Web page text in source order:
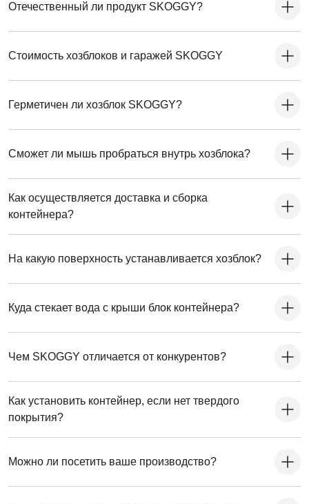
Отечественный ли продукт SKOGGY?
Стоимость хозблоков и гаражей SKOGGY
Герметичен ли хозблок SKOGGY?
Сможет ли мышь пробраться внутрь хозблока?
Как осуществляется доставка и сборка
контейнера?
На какую поверхность устанавливается хозблок?
Куда стекает вода с крыши блок контейнера?
Чем SKOGGY отличается от конкурентов?
Как установить контейнер, если нет твердого
покрытия?
Можно ли посетить ваше производство?